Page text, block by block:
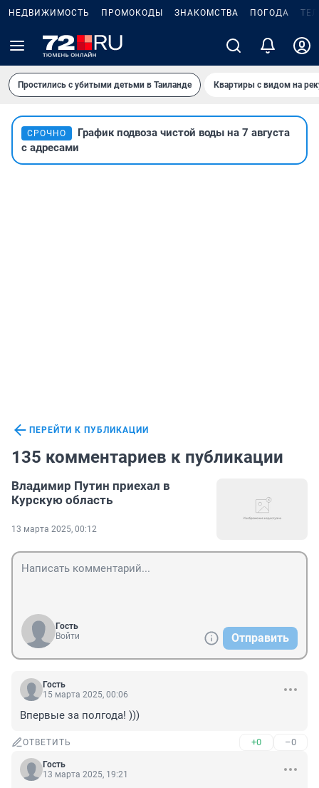
НЕДВИЖИМОСТЬ ПРОМОКОДЫ ЗНАКОМСТВА ПОГОДА
Простились с убитыми детьми в Таиланде Квартиры с видом на
СРОЧНО
График подвоза чистой воды на 7 августа
с адресами
ПЕРЕЙТИ К ПУБЛИКАЦИИ
135 комментариев к публикации
Владимир Путин приехал в
Курскую область
13 марта 2025, 00:12
Гость
Войти
Отправить
Гость
15 марта 2025, 00:06
Впервые за полгода! )))
ОТВЕТИТЬ +0 –0
Гость
13 марта 2025, 19:21